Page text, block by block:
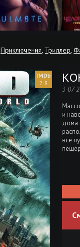
Приключения, Триллер,
2.8
3-07-
и
дома
все